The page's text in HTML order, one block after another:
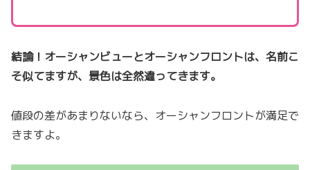
結論！オーシャンビューとオーシャンフロントは、名前こ
そ似てますが、景色は全然違ってきます。
値段の差があまりないなら、オーシャンフロントが満足で
きますよ。